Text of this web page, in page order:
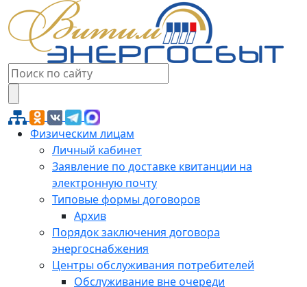
Физическим лицам
Личный кабинет
Заявление по доставке квитанции на
электронную почту
Типовые формы договоров
Архив
Порядок заключения договора
энергоснабжения
Центры обслуживания потребителей
Обслуживание вне очереди